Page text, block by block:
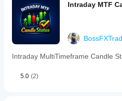
zones,
and
detecting
false
observing
wicks
relative
Intraday MTF
Intraday MultiTimeframe Candle
5.0 (2)